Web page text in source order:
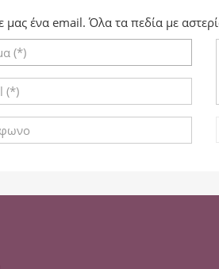
μας ένα email. Όλα τα πεδία με